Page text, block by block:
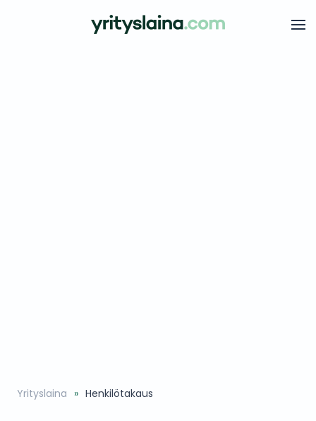
Yrityslaina Henkilötakaus